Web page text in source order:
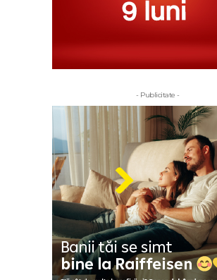
- Publicitate -